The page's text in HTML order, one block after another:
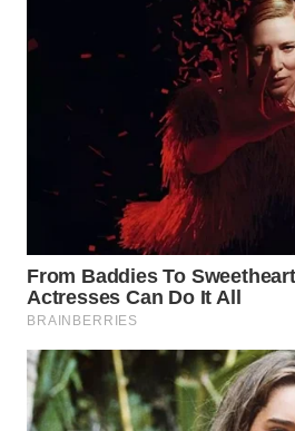
SUMEDANG
CIANJUR
KEPULAUAN
SERIBU
WN
WN
BINJAI